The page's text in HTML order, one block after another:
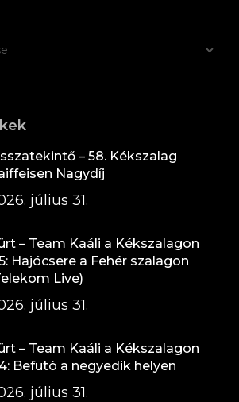
– 58. Kékszalag
Nagydíj
július 31.
– Team Kaáli a Kékszalagon
Hajócsere a Fehér szalagon
Live)
július 31.
– Team Kaáli a Kékszalagon
Befutó a negyedik helyen
július 31.